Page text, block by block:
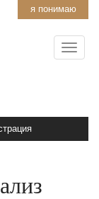
я понимаю